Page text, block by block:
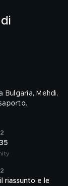
Bulgaria, Mehdi,
riassunto e le